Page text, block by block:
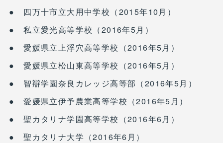
● 四万十市立大用中学校（2015年10月）
● 私立愛光高等学校（2016年5月）
● 愛媛県立上浮穴高等学校（2016年5月）
● 愛媛県立松山東高等学校（2016年5月）
● 智辯学園奈良カレッジ高等部（2016年5月）
● 愛媛県立伊予農業高等学校（2016年5月）
● 聖カタリナ学園高等学校（2016年6月）
● 聖カタリナ大学（2016年6月）